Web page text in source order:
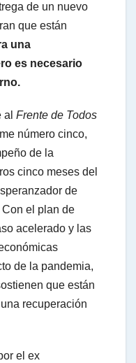
de un nuevo
que están
una
es necesario
Frente de Todos
número cinco,
de la
cinco meses del
de
el plan de
acelerado y las
de la pandemia,
que están
recuperación
el ex